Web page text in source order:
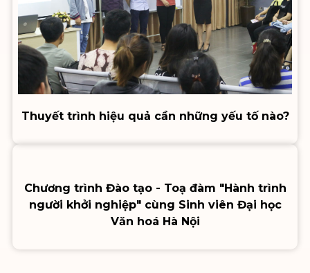
Thuyết trình hiệu quả cần những yếu tố nào?
Chương trình Đào tạo - Toạ đàm "Hành trình
người khởi nghiệp" cùng Sinh viên Đại học
Văn hoá Hà Nội